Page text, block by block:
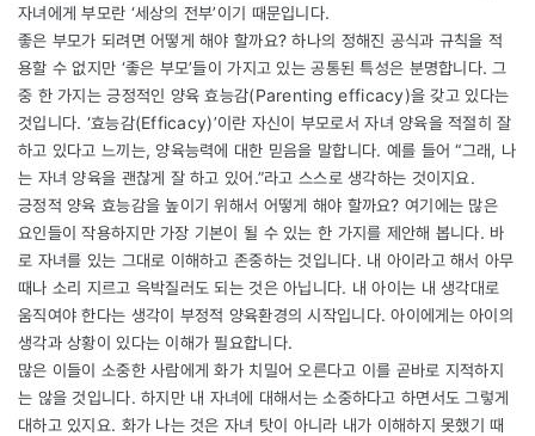
자녀에게 부모란 ‘세상의 전부’이기 때문입니다.
좋은 부모가 되려면 어떻게 해야 할까요? 하나의 정해진 공식과 규칙을 적
용할 수 없지만 ‘좋은 부모’들이 가지고 있는 공통된 특성은 분명합니다. 그
중 한 가지는 긍정적인 양육 효능감(Parenting efficacy)을 갖고 있다는
것입니다. ‘효능감(Efficacy)’이란 자신이 부모로서 자녀 양육을 적절히 잘
하고 있다고 느끼는, 양육능력에 대한 믿음을 말합니다. 예를 들어 “그래, 나
는 자녀 양육을 괜찮게 잘 하고 있어.”라고 스스로 생각하는 것이지요.
긍정적 양육 효능감을 높이기 위해서 어떻게 해야 할까요? 여기에는 많은
요인들이 작용하지만 가장 기본이 될 수 있는 한 가지를 제안해 봅니다. 바
로 자녀를 있는 그대로 이해하고 존중하는 것입니다. 내 아이라고 해서 아무
때나 소리 지르고 윽박질러도 되는 것은 아닙니다. 내 아이는 내 생각대로
움직여야 한다는 생각이 부정적 양육환경의 시작입니다. 아이에게는 아이의
생각과 상황이 있다는 이해가 필요합니다.
많은 이들이 소중한 사람에게 화가 치밀어 오른다고 이를 곧바로 지적하지
는 않을 것입니다. 하지만 내 자녀에 대해서는 소중하다고 하면서도 그렇게
대하고 있지요. 화가 나는 것은 자녀 탓이 아니라 내가 이해하지 못했기 때